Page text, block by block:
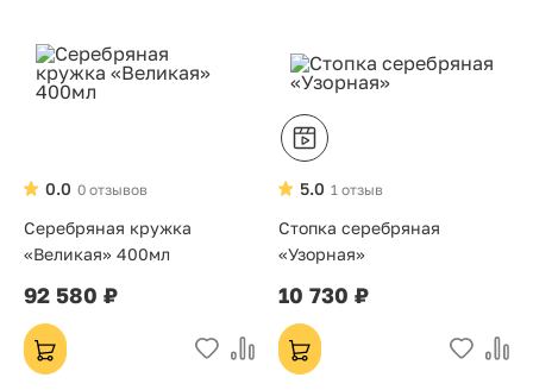
0 отзывов
0.0
Серебряная кружка
«Великая» 400мл
92 580 ₽
1 отзыв
5.0
Стопка серебряная
«Узорная»
10 730 ₽